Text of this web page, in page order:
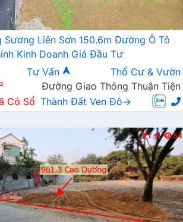
Liên Sơn 150.6m Đường Ô Tô
Kinh Doanh Giá Đầu Tư
Tư Vấn
Thổ Cư & Vườn
Đường Giao Thông Thuận Tiện
Có Sổ Thành Đất Ven Đô→
T.N 54